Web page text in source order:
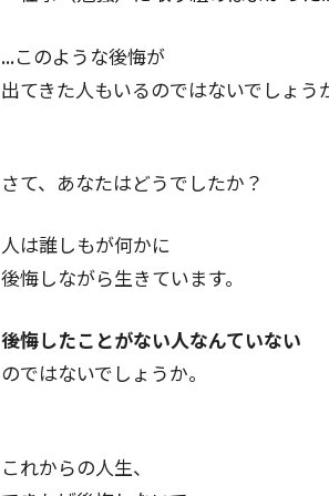
...このような後悔が
出てきた人もいるのではないでしょう
さて、あなたはどうでしたか？
人は誰しもが何かに
後悔しながら生きています。
後悔したことがない人なんていない
のではないでしょうか。
これからの人生、